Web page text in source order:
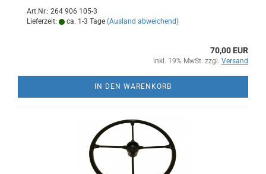
Art.Nr.: 264 906 105-3
Lieferzeit:
ca. 1-3 Tage (Ausland abweichend)
70,00 EUR
inkl. 19% MwSt. zzgl. Versand
IN DEN WARENKORB